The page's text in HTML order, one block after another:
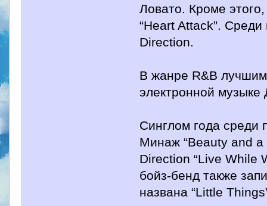
Ловато. Кроме этого,
“Heart Attack”.
Direction.
В жанре R&B
электронной музыке
Синглом года среди
Минаж “Beauty and a
Direction “Live While
бойз-бенд также
названа “Little